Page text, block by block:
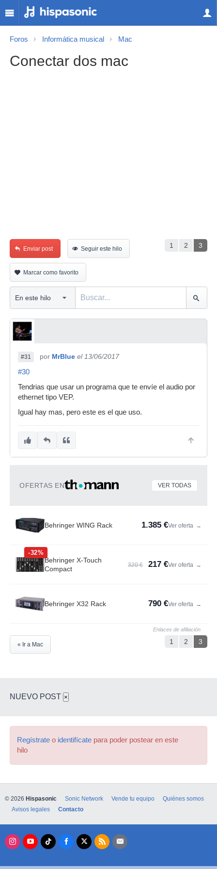
Foros Informática musical Mac
Conectar dos mac
1 2 3
Enviar post Seguir este hilo
Marcar como favorito
#31 por MrBlue el 13/06/2017
#30
Tendrias que usar un programa que te envíe el audio por
ethernet tipo VEP.
Igual hay mas, pero este es el que uso.
OFERTAS EN VER TODAS
Behringer WING Rack 1.385 €Ver oferta →
-32%
Behringer X-Touch
Compact
320 € 217 €Ver oferta →
Behringer X32 Rack 790 €Ver oferta →
Enlaces de afiliación
1 2 3
« Ir a Mac
NUEVO POST ×
Regístrate o identifícate para poder postear en este
hilo
© 2026 Hispasonic Sonic Network Vende tu equipo
Quiénes somos
Avisos legales
Contacto